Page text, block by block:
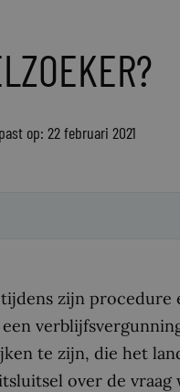
op: 22 februari 2021
zijn procedure
te zijn, die het
over de